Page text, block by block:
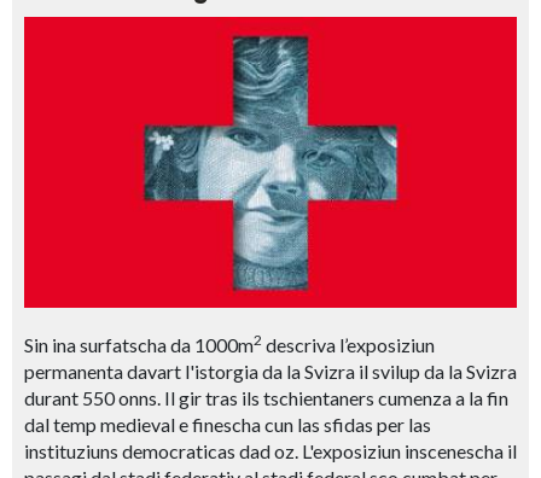
Sin ina surfatscha da 1000m2 descriva l’exposiziun
permanenta davart l'istorgia da la Svizra il svilup da la Svizra
durant 550 onns. Il gir tras ils tschientaners cumenza a la fin
dal temp medieval e finescha cun las sfidas per las
instituziuns democraticas dad oz. L'exposiziun inscenescha il